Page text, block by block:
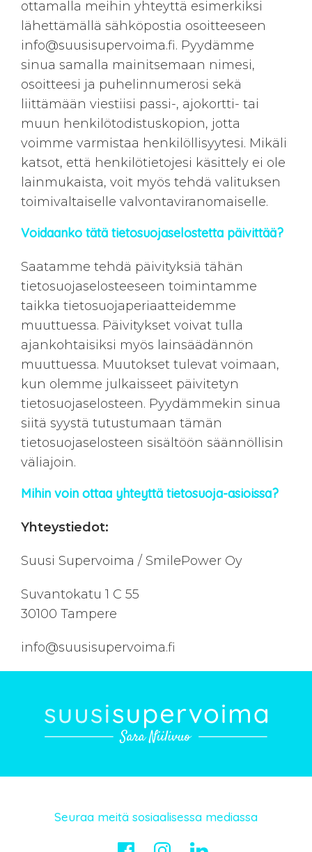
ottamalla meihin yhteyttä esimerkiksi
lähettämällä sähköpostia osoitteeseen
info@suusisupervoima.fi. Pyydämme
sinua samalla mainitsemaan nimesi,
osoitteesi ja puhelinnumerosi sekä
liittämään viestiisi passi-, ajokortti- tai
muun henkilötodistuskopion, jotta
voimme varmistaa henkilöllisyytesi. Mikäli
katsot, että henkilötietojesi käsittely ei ole
lainmukaista, voit myös tehdä valituksen
toimivaltaiselle valvontaviranomaiselle.
Voidaanko tätä tietosuojaselostetta päivittää?
Saatamme tehdä päivityksiä tähän
tietosuojaselosteeseen toimintamme
taikka tietosuojaperiaatteidemme
muuttuessa. Päivitykset voivat tulla
ajankohtaisiksi myös lainsäädännön
muuttuessa. Muutokset tulevat voimaan,
kun olemme julkaisseet päivitetyn
tietosuojaselosteen. Pyydämmekin sinua
siitä syystä tutustumaan tämän
tietosuojaselosteen sisältöön säännöllisin
väliajoin.
Mihin voin ottaa yhteyttä tietosuoja-asioissa?
Yhteystiedot:
Suusi Supervoima / SmilePower Oy
Suvantokatu 1 C 55
30100 Tampere
info@suusisupervoima.fi
Seuraa meitä sosiaalisessa mediassa